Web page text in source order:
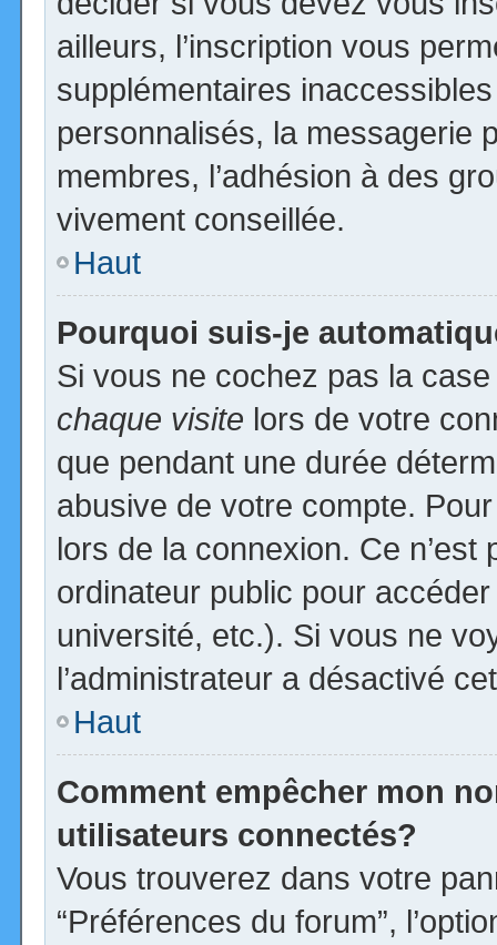
ailleurs, l’inscription vous
supplémentaires
personnalisés, la messagerie
membres, l’adhésion à des
vivement conseillée.
Haut
Pourquoi suis-je
Si vous ne cochez pas la
chaque visite lors de votre
que pendant une durée
abusive de votre compte.
lors de la connexion. Ce
ordinateur public pour
université, etc.). Si vous ne
l’administrateur a désactivé
Haut
Comment empêcher mon
utilisateurs connectés?
Vous trouverez dans votre
“Préférences du forum”,